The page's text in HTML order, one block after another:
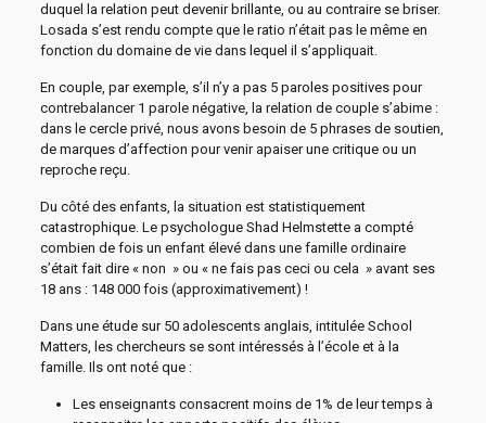
duquel la relation peut devenir brillante, ou au contraire se briser.
Losada s’est rendu compte que le ratio n’était pas le même en
fonction du domaine de vie dans lequel il s’appliquait.
En couple, par exemple, s’il n’y a pas 5 paroles positives pour
contrebalancer 1 parole négative, la relation de couple s’abime :
dans le cercle privé, nous avons besoin de 5 phrases de soutien,
de marques d’affection pour venir apaiser une critique ou un
reproche reçu.
Du côté des enfants, la situation est statistiquement
catastrophique. Le psychologue Shad Helmstette a compté
combien de fois un enfant élevé dans une famille ordinaire
s’était fait dire « non » ou « ne fais pas ceci ou cela » avant ses
18 ans : 148 000 fois (approximativement) !
Dans une étude sur 50 adolescents anglais, intitulée School
Matters, les chercheurs se sont intéressés à l’école et à la
famille. Ils ont noté que :
Les enseignants consacrent moins de 1% de leur temps à